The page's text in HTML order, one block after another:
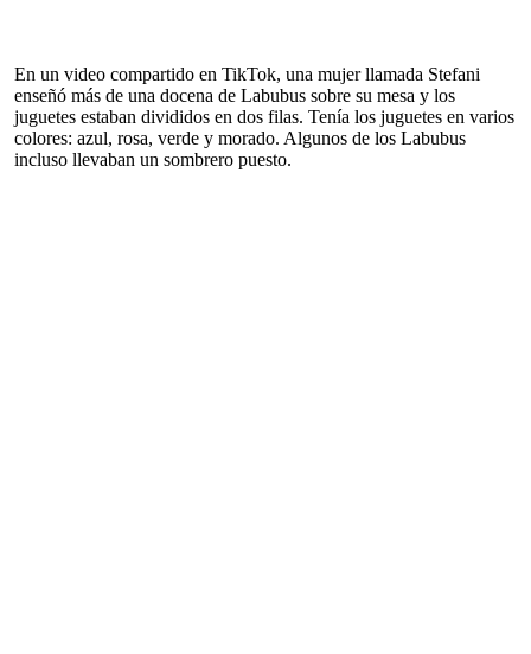
En un video compartido en TikTok, una mujer llamada Stefani
enseñó más de una docena de Labubus sobre su mesa y los
juguetes estaban divididos en dos filas. Tenía los juguetes en varios
colores: azul, rosa, verde y morado. Algunos de los Labubus
incluso llevaban un sombrero puesto.